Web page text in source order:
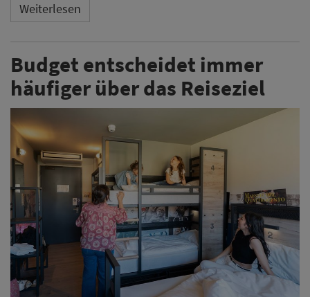
Weiterlesen
Budget entscheidet immer
häufiger über das Reiseziel